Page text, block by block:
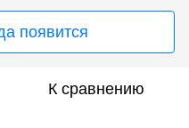
появится
К сравнению